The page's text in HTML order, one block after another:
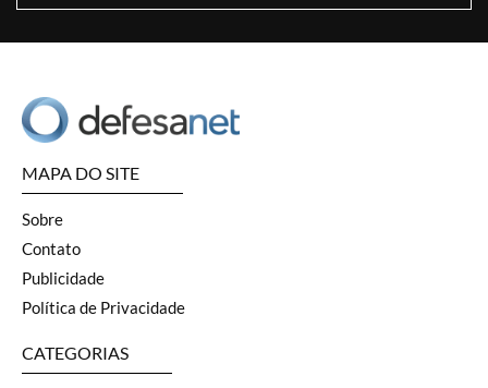
MAPA DO SITE
Sobre
Contato
Publicidade
Política de Privacidade
CATEGORIAS